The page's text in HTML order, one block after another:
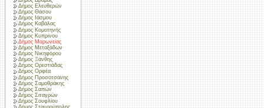
Δήμος Ελευθερών
Δήμος Θάσου
Δήμος Ιάσμου
Δήμος Καβάλας
Δήμος Κομοτηνής
Δήμος Κυπρίνου
Δήμος Μαρωνείας
Δήμος Μεταξάδων
Δήμος Νικηφόρου
Δήμος Ξάνθης
Δήμος Ορεστιάδας
Δήμος Ορφέα
Δήμος Προσοτσάνης
Δήμος Σαμοθράκης
Δήμος Σαπών
Δήμος Σιταγρών
Δήμος Σουφλίου